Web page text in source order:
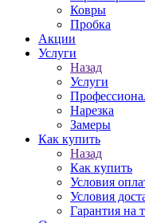
Ковры
Пробка
Акции
Услуги
Назад
Услуги
Нарезка
Замеры
Как купить
Назад
Как купить
Условия
Условия
Гарантия на